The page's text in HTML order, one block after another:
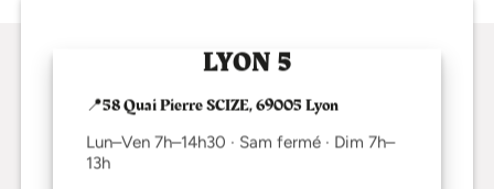
LYON 5
📍58 Quai Pierre SCIZE, 69005 Lyon
Lun–Ven 7h–14h30 · Sam fermé · Dim 7h–
13h